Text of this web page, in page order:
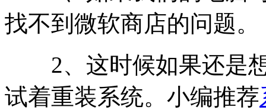
找不到微软商店的问题。
2、这时候如果还是想
试着重装系统。小编推荐